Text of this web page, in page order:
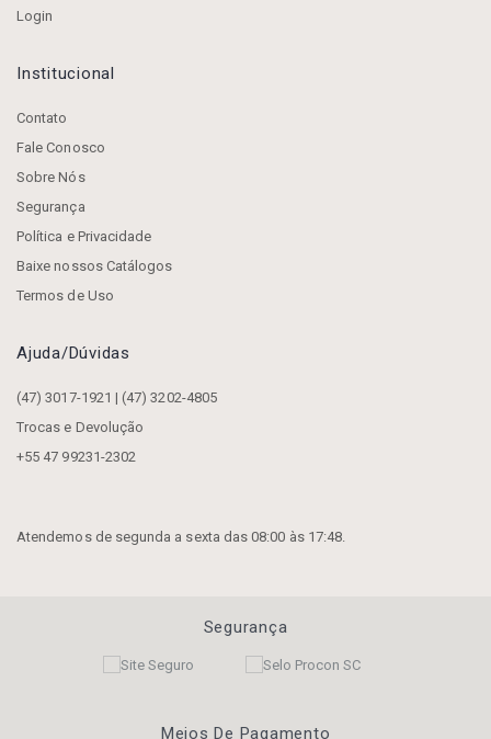
Login
Institucional
Contato
Fale Conosco
Sobre Nós
Segurança
Política e Privacidade
Baixe nossos Catálogos
Termos de Uso
Ajuda/dúvidas
(47) 3017-1921 | (47) 3202-4805
Trocas e Devolução
+55 47 99231-2302
Atendemos de segunda a sexta das 08:00 às 17:48.
Segurança
Meios De Pagamento